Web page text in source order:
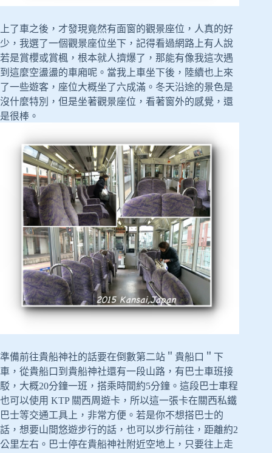
上了車之後，才發現竟然有面窗的觀景座位，人真的好
少，我選了一個觀景座位坐下，記得看過網路上有人說
若是賞櫻或賞楓，根本就人擠爆了，那能有像我這次遇
到這麼空盪盪的車廂呢。當我上車坐下後，陸續也上來
了一些遊客，座位大概坐了六成滿。冬天沿途的景色是
沒什麼特別，但是坐著觀景座位，看著窗外的感覺，還
是很棒。
準備前往貴船神社的話要在倒數第二站＂貴船口＂下
車，從貴船口到貴船神社還有一段山路，有巴士車班接
駁，大概20分鐘一班，搭乘時間約5分鐘。這段巴士車程
也可以使用 KTP 關西周遊卡，所以這一張卡在關西私鐵
巴士等交通工具上，非常方便。若是你不想搭巴士的
話，想要山間悠遊步行的話，也可以步行前往，距離約2
公里左右。巴士停在貴船神社附近空地上，只要往上走